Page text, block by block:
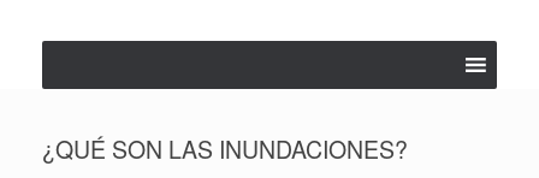
¿QUÉ SON LAS INUNDACIONES?